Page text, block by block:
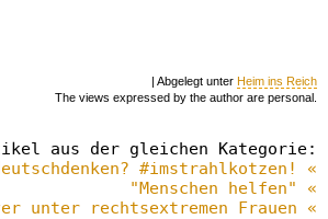
| Abgelegt unter Heim ins Reich
The views expressed by the author are personal.
aus der gleichen Kategorie:
#imstrahlkotzen! «
"Menschen helfen" «
unter rechtsextremen Frauen «